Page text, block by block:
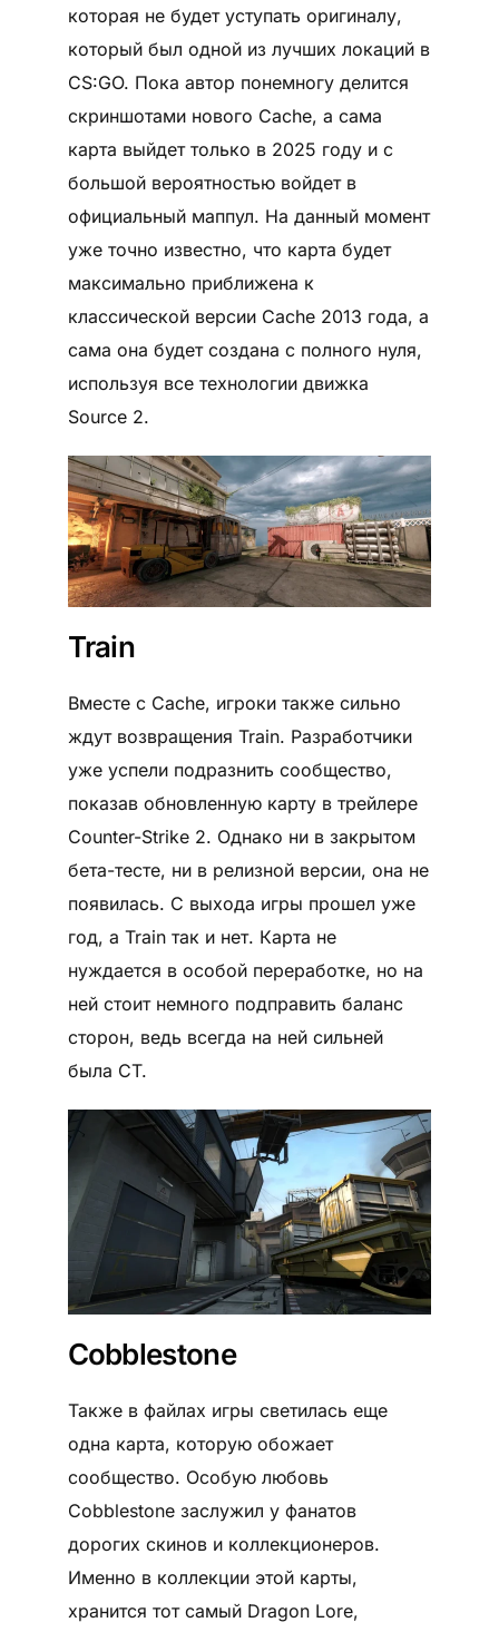
которая не будет уступать оригиналу,
который был одной из лучших локаций в
CS:GO. Пока автор понемногу делится
скриншотами нового Cache, а сама
карта выйдет только в 2025 году и с
большой вероятностью войдет в
официальный маппул. На данный момент
уже точно известно, что карта будет
максимально приближена к
классической версии Cache 2013 года, а
сама она будет создана с полного нуля,
используя все технологии движка
Source 2.
Train
Вместе с Cache, игроки также сильно
ждут возвращения Train. Разработчики
уже успели подразнить сообщество,
показав обновленную карту в трейлере
Counter-Strike 2. Однако ни в закрытом
бета-тесте, ни в релизной версии, она не
появилась. С выхода игры прошел уже
год, а Train так и нет. Карта не
нуждается в особой переработке, но на
ней стоит немного подправить баланс
сторон, ведь всегда на ней сильней
была CT.
Cobblestone
Также в файлах игры светилась еще
одна карта, которую обожает
сообщество. Особую любовь
Cobblestone заслужил у фанатов
дорогих скинов и коллекционеров.
Именно в коллекции этой карты,
хранится тот самый Dragon Lore,